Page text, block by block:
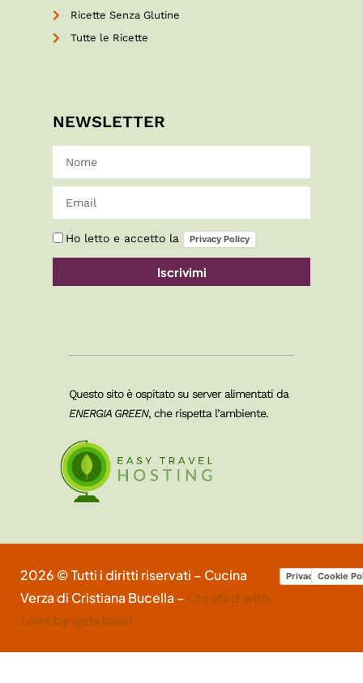
Ricette Senza Glutine
Tutte le Ricette
NEWSLETTER
Ho letto e accetto la Privacy Policy
Iscrivimi
Questo sito è ospitato su server alimentati da
ENERGIA GREEN, che rispetta l’ambiente.
2026 © Tutti i diritti riservati – Cucina
Verza di Cristiana Bucella – Created with
Love by @deloled
Privacy Policy
Cookie